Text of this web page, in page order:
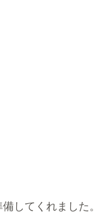
してくれました。